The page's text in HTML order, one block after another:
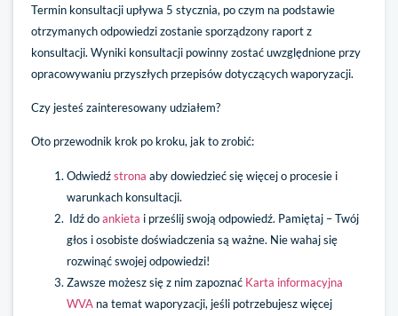
Termin konsultacji upływa 5 stycznia, po czym na podstawie
otrzymanych odpowiedzi zostanie sporządzony raport z
konsultacji. Wyniki konsultacji powinny zostać uwzględnione przy
opracowywaniu przyszłych przepisów dotyczących waporyzacji.
Czy jesteś zainteresowany udziałem?
Oto przewodnik krok po kroku, jak to zrobić:
Odwiedźstrona aby dowiedzieć się więcej o procesie i
warunkach konsultacji.
Idź doankieta i prześlij swoją odpowiedź. Pamiętaj – Twój
głos i osobiste doświadczenia są ważne. Nie wahaj się
rozwinąć swojej odpowiedzi!
Zawsze możesz się z nim zapoznać Karta informacyjna
WVA na temat waporyzacji, jeśli potrzebujesz więcej